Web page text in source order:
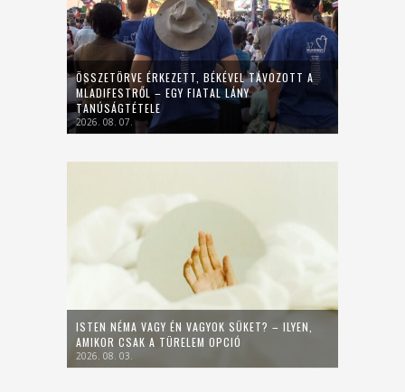
ÖSSZETÖRVE ÉRKEZETT, BÉKÉVEL TÁVOZOTT A
MLADIFESTRŐL – EGY FIATAL LÁNY
TANÚSÁGTÉTELE
2026. 08. 07.
ISTEN NÉMA VAGY ÉN VAGYOK SÜKET? – ILYEN,
AMIKOR CSAK A TÜRELEM OPCIÓ
2026. 08. 03.